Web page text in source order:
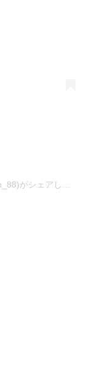
❤︎⃜かりんⓕⓐⓜ´•ﻌ•`❤︎⃜(@karinrin_yuzupon_88)がシェアした投稿